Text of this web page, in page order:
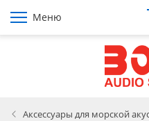
Меню
Аксессуары для морской